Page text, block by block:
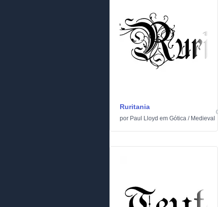
Ruritania
por Paul Lloyd em Gótica / Medieval